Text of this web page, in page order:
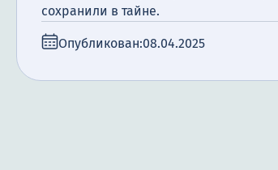
сохранили в тайне.
Опубликован:08.04.2025